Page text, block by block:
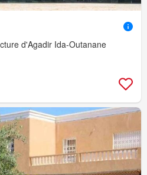
d'Agadir Ida-Outanane